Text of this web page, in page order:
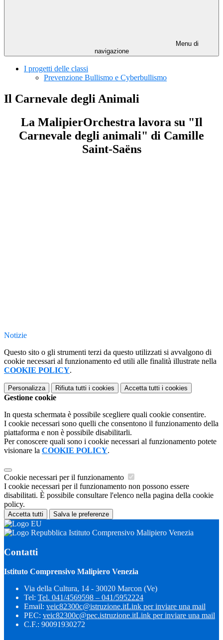
Menu di
navigazione
I progetti delle classi
Prevenzione Bullismo e Cyberbullismo
Il Carnevale degli Animali
La MalipierOrchestra lavora su "Il
Carnevale degli animali" di Camille
Saint-Saëns
Notizie
Questo sito o gli strumenti terzi da questo utilizzati si avvalgono di
cookie necessari al funzionamento ed utili alle finalità illustrate nella
COOKIE POLICY.
Personalizza Rifiuta tutti i cookies Accetta tutti i cookies
Gestione cookie
In questa schermata è possibile scegliere quali cookie consentire.
I cookie necessari sono quelli che consentono il funzionamento della
piattaforma e non è possibile disabilitarli.
Per conoscere quali sono i cookie necessari al funzionamento potete
visionare la COOKIE POLICY.
Cookie necessari per il funzionamento
I cookie necessari per il funzionamento non possono essere
disabilitati. È possibile consultare l'elenco nella pagina della cookie
policy.
Accetta tutti Salva le preferenze
Istituto Comprensivo Malipiero Venezia
Contatti
Istituto Comprensivo Malipiero Venezia
Via della Cultura, 14 - 30020 Marcon (Ve)
Tel: Tel. 041/4569598 – 041/5952224
Email: veic82300c@istruzione.itLink per inviare una mail
PEC: veic82300c@pec.istruzione.itLink per inviare una mail
C.F.: 90091930272